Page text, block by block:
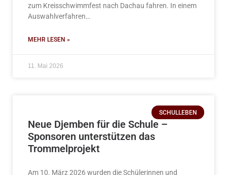
zum Kreisschwimmfest nach Dachau fahren. In einem
Auswahlverfahren…
MEHR LESEN »
11. Mai 2026
SCHULLEBEN
Neue Djemben für die Schule –
Sponsoren unterstützen das
Trommelprojekt
Am 10. März 2026 wurden die Schülerinnen und